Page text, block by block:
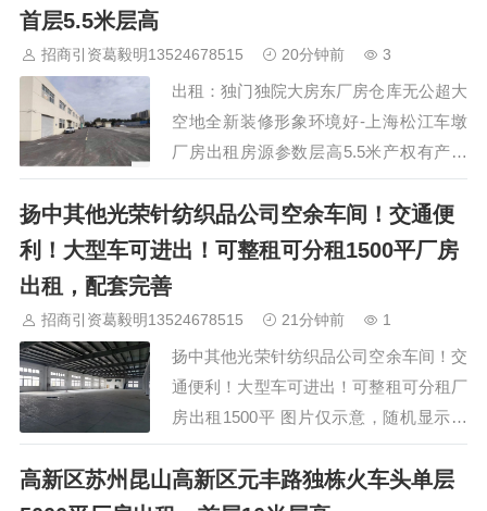
首层5.5米层高
招商引资葛毅明13524678515 20分钟前 3
出租：独门独院大房东厂房仓库无公超大
空地全新装修形象环境好-上海松江车墩
厂房出租房源参数层高5.5米产权有产权
蕞短租期一年信息：1.【位置 厂房位嘉定
黄渡春归路2.【价格 价格面议/元/天/平方
3.【面积 : 2000平单层厂房仓库4.【层高
配…
扬中其他光荣针纺织品公司空余车间！交通便
利！大型车可进出！可整租可分租1500平厂房
出租，配套完善
招商引资葛毅明13524678515 21分钟前 1
扬中其他光荣针纺织品公司空余车间！交
通便利！大型车可进出！可整租可分租厂
房出租1500平 图片仅示意，随机显示，
具体以现场考察为准，欢迎预约考察 详
细说明 项目亮点 交通便利 可分租 可整租
高新区苏州昆山高新区元丰路独栋火车头单层